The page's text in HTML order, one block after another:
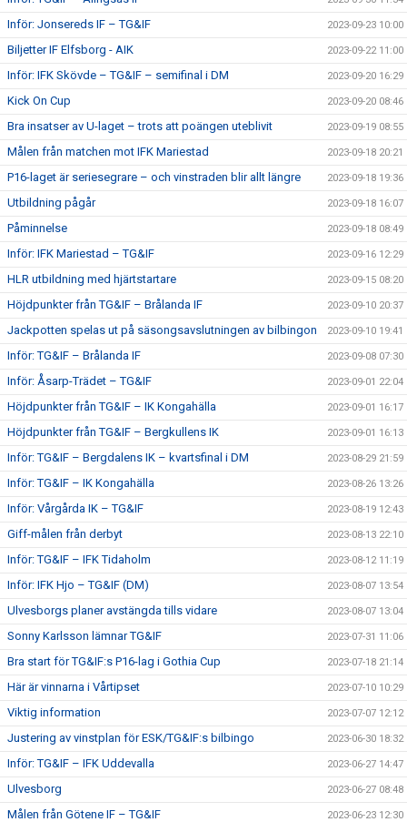
Inför: Jonsereds IF – TG&IF 2023-09-23 10:00
Biljetter IF Elfsborg - AIK 2023-09-22 11:00
Inför: IFK Skövde – TG&IF – semifinal i DM 2023-09-20 16:29
Kick On Cup 2023-09-20 08:46
Bra insatser av U-laget – trots att poängen uteblivit 2023-09-19 08:55
Målen från matchen mot IFK Mariestad 2023-09-18 20:21
P16-laget är seriesegrare – och vinstraden blir allt längre 2023-09-18 19:36
Utbildning pågår 2023-09-18 16:07
Påminnelse 2023-09-18 08:49
Inför: IFK Mariestad – TG&IF 2023-09-16 12:29
HLR utbildning med hjärtstartare 2023-09-15 08:20
Höjdpunkter från TG&IF – Brålanda IF 2023-09-10 20:37
Jackpotten spelas ut på säsongsavslutningen av bilbingon 2023-09-10 19:41
Inför: TG&IF – Brålanda IF 2023-09-08 07:30
Inför: Åsarp-Trädet – TG&IF 2023-09-01 22:04
Höjdpunkter från TG&IF – IK Kongahälla 2023-09-01 16:17
Höjdpunkter från TG&IF – Bergkullens IK 2023-09-01 16:13
Inför: TG&IF – Bergdalens IK – kvartsfinal i DM 2023-08-29 21:59
Inför: TG&IF – IK Kongahälla 2023-08-26 13:26
Inför: Vårgårda IK – TG&IF 2023-08-19 12:43
Giff-målen från derbyt 2023-08-13 22:10
Inför: TG&IF – IFK Tidaholm 2023-08-12 11:19
Inför: IFK Hjo – TG&IF (DM) 2023-08-07 13:54
Ulvesborgs planer avstängda tills vidare 2023-08-07 13:04
Sonny Karlsson lämnar TG&IF 2023-07-31 11:06
Bra start för TG&IF:s P16-lag i Gothia Cup 2023-07-18 21:14
Här är vinnarna i Vårtipset 2023-07-10 10:29
Viktig information 2023-07-07 12:12
Justering av vinstplan för ESK/TG&IF:s bilbingo 2023-06-30 18:32
Inför: TG&IF – IFK Uddevalla 2023-06-27 14:47
Ulvesborg 2023-06-27 08:48
Målen från Götene IF – TG&IF 2023-06-23 12:30